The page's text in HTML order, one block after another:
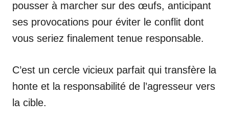
pousser à marcher sur des œufs, anticipant
ses provocations pour éviter le conflit dont
vous seriez finalement tenue responsable.
C’est un cercle vicieux parfait qui transfère la
honte et la responsabilité de l’agresseur vers
la cible.